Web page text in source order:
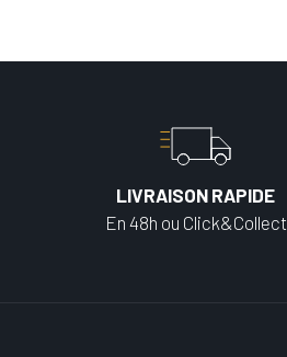
LIVRAISON RAPIDE
En 48h ou Click&Collect